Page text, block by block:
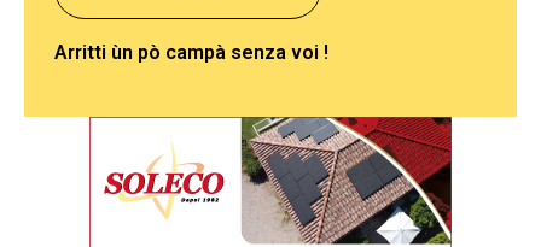
Arritti ùn pò campà senza voi !